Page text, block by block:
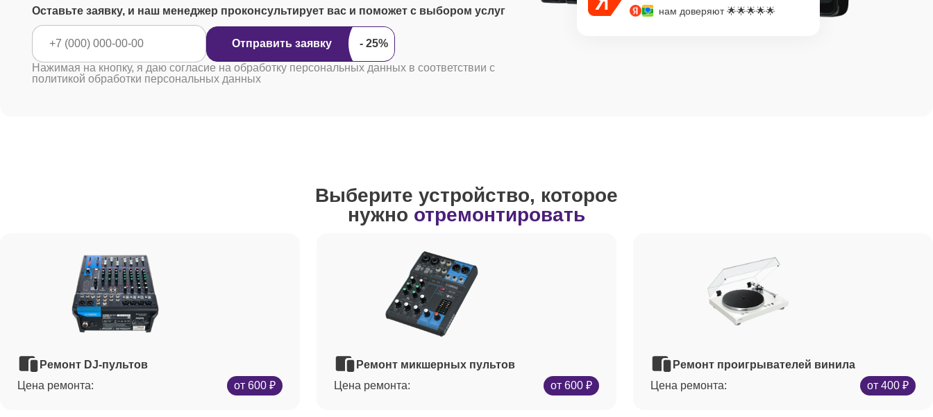
Оставьте заявку, и наш менеджер проконсультирует вас и поможет с выбором услуг
Отправить заявку
Нажимая на кнопку, я даю согласие на обработку персональных данных в соответствии с
политикой обработки персональных данных
нам доверяют 🌟🌟🌟🌟🌟
Выберите устройство, которое
нужно отремонтировать
Ремонт DJ-пультов
Цена ремонта:
от 600 ₽
Ремонт микшерных пультов
Цена ремонта:
от 600 ₽
Ремонт проигрывателей винила
Цена ремонта:
от 400 ₽